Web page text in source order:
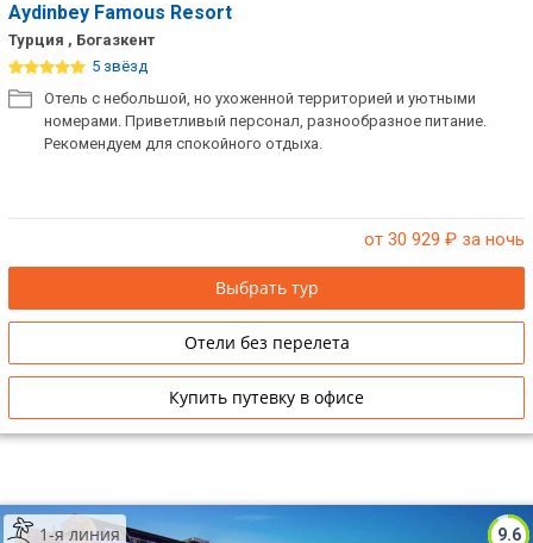
Aydinbey Famous Resort
Турция , Богазкент
5 звёзд
Отель с небольшой, но ухоженной территорией и уютными
номерами. Приветливый персонал, разнообразное питание.
Рекомендуем для спокойного отдыха.
от 30 929 ₽ за ночь
Выбрать тур
Отели без перелета
Купить путевку в офисе
9.6
1-я линия